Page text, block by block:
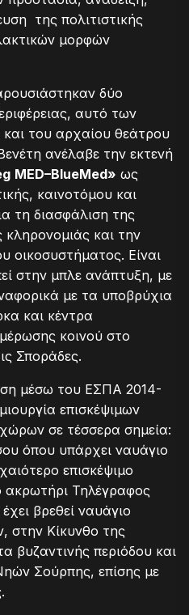
της πολιτιστικής
μορφών
δύο
αυτό των
του αρχαίου θεάτρου
ανέλαβε την εκτενή
MED–BlueMed» ως
καινοτόμου και
τη διασφάλιση της
κληρονομιάς και την
οικοσυστήματος. Είναι
στην μπλε ανάπτυξη, με
με τα υποβρύχια
και κέντρα
κοινού στο
Σποράδες.
μέσω του ΕΣΠΑ 2014-
επισκέψιμων
σε τέσσερα σημεία:
όπου υπάρχει ναυάγιο
επισκέψιμο
ακρωτήρι Τηλέγραφος
βρεθεί ναυάγιο
στην Κίκυνθο της
βυζαντινής περιόδου και
Σούρπης, επίσης με